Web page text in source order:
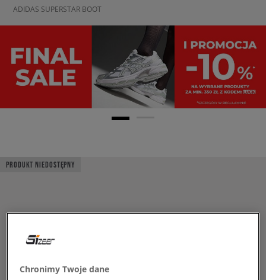
ADIDAS SUPERSTAR BOOT
PRODUKT NIEDOSTĘPNY
Chronimy Twoje dane